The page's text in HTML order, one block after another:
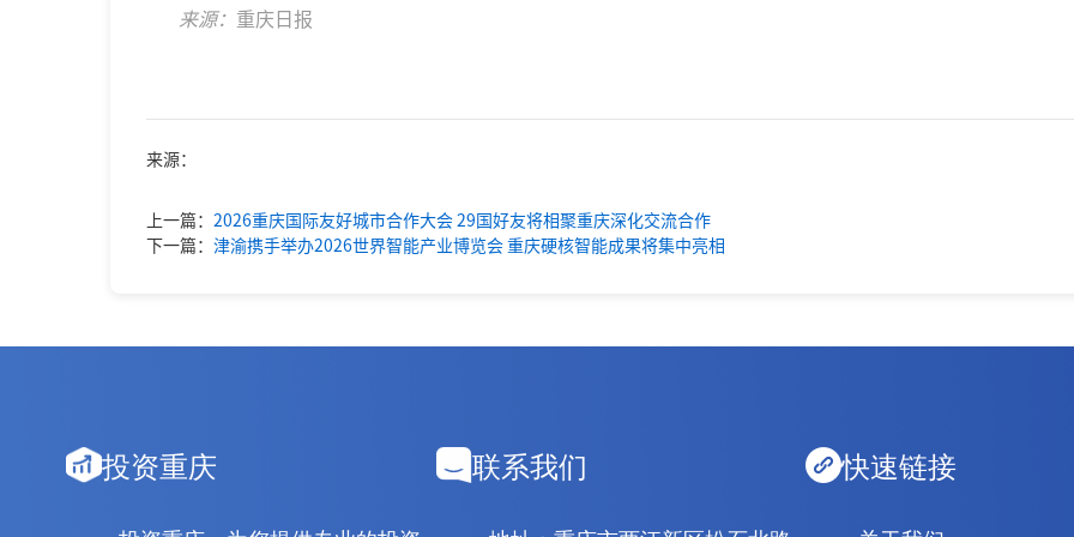
   来源：
重庆日报
来源：
上一篇： 2026重庆国际友好城市合作大会 29国好友将相聚重庆深化交流合作
下一篇： 津渝携手举办2026世界智能产业博览会 重庆硬核智能成果将集中亮相
投资重庆 联系我们 快速链接